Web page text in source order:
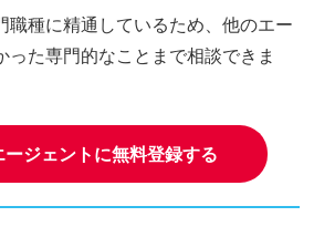
職種に精通しているため、他のエー
った専門的なことまで相談できま
ジェントに無料登録する